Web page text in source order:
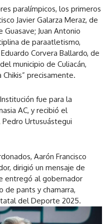
paralímpicos, los primeros
Javier Galarza Meraz, de
Juan Antonio
de paraatletismo,
Corvera Ballardo, de
municipio de Culiacán,
precisamente.
fue para la
AC, y recibió el
Urtusuástegui
Aarón Francisco
dirigió un mensaje de
entregó al gobernador
de pants y chamarra,
del Deporte 2025.